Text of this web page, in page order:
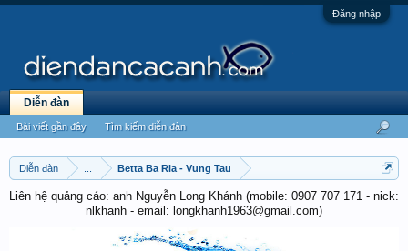
Đăng nhập
Diễn đàn Betta Ba Ria - Vung Tau
Liên hệ quảng cáo: anh Nguyễn Long Khánh (mobile: 0907 707 171 - nick:
nlkhanh - email: longkhanh1963@gmail.com)
Diễn đàn
Bài viết gần đây Tìm kiếm diễn đàn